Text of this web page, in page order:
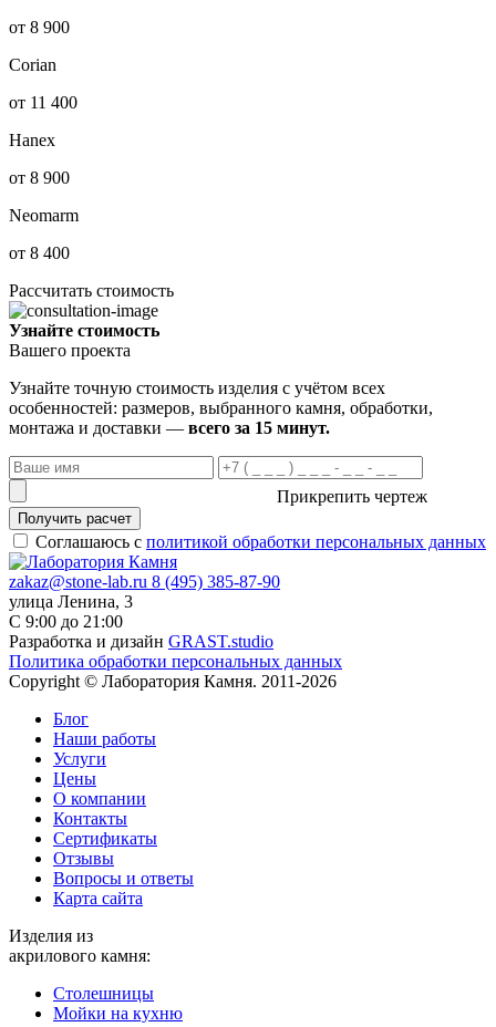
от 8 900
Corian
от 11 400
Hanex
от 8 900
Neomarm
от 8 400
Рассчитать стоимость
Узнайте стоимость
Вашего проекта
Узнайте точную стоимость изделия с учётом всех
особенностей: размеров, выбранного камня, обработки,
монтажа и доставки — всего за 15 минут.
Прикрепить чертеж
Получить расчет
Соглашаюсь с политикой обработки персональных данных
zakaz@stone-lab.ru 8 (495) 385-87-90
улица Ленина, 3
С 9:00 до 21:00
Разработка и дизайн GRAST.studio
Политика обработки персональных данных
Copyright © Лаборатория Камня. 2011-2026
Блог
Наши работы
Услуги
Цены
О компании
Контакты
Cертификаты
Отзывы
Вопросы и ответы
Карта сайта
Изделия из
акрилового камня:
Столешницы
Мойки на кухню